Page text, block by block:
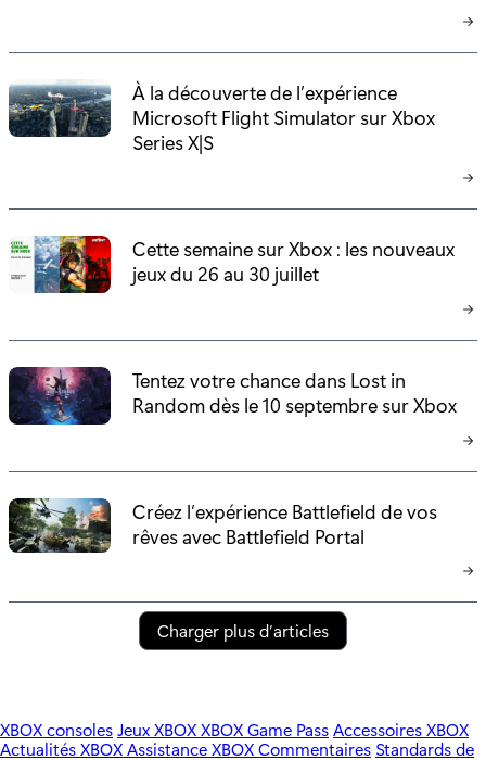
À la découverte de l’expérience
Microsoft Flight Simulator sur Xbox
Series X|S
Cette semaine sur Xbox : les nouveaux
jeux du 26 au 30 juillet
Tentez votre chance dans Lost in
Random dès le 10 septembre sur Xbox
Créez l’expérience Battlefield de vos
rêves avec Battlefield Portal
Charger plus d’articles
XBOX consolesJeux XBOXXBOX Game PassAccessoires XBOX
Actualités XBOXAssistance XBOXCommentaires Standards de